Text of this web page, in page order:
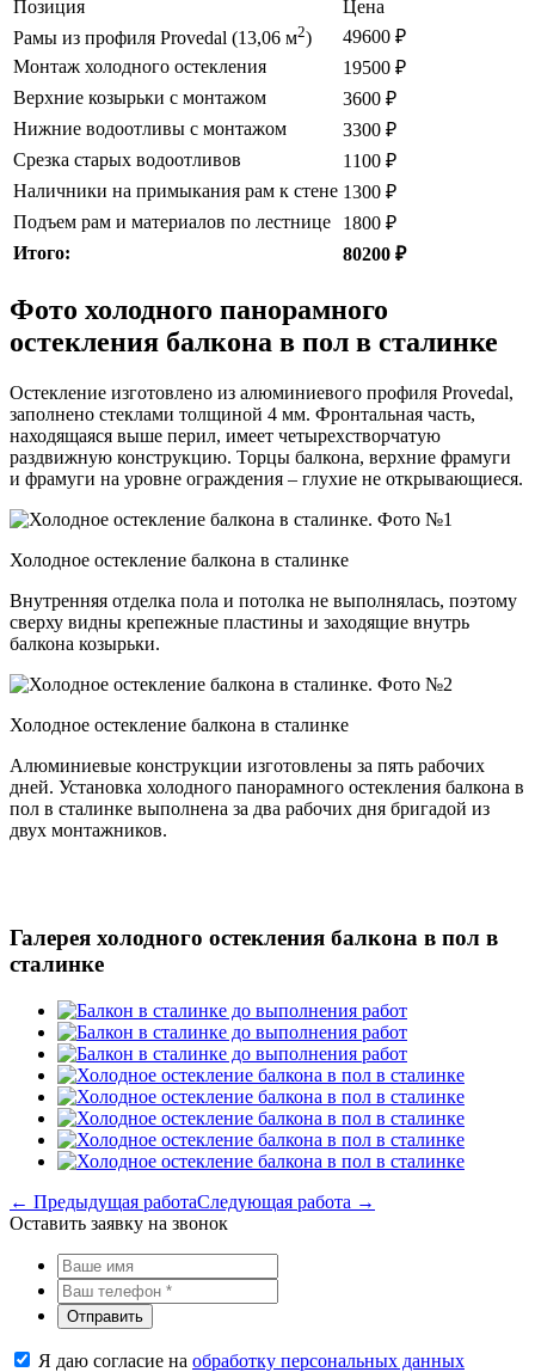
Позиция
Цена
Рамы из профиля Provedal (13,06 м2)
49600 ₽
Монтаж холодного остекления
19500 ₽
Верхние козырьки с монтажом
3600 ₽
Нижние водоотливы с монтажом
3300 ₽
Срезка старых водоотливов
1100 ₽
Наличники на примыкания рам к стене 1300 ₽
Подъем рам и материалов по лестнице
1800 ₽
Итого:
80200 ₽
Фото холодного панорамного
остекления балкона в пол в сталинке
Остекление изготовлено из алюминиевого профиля Provedal,
заполнено стеклами толщиной 4 мм. Фронтальная часть,
находящаяся выше перил, имеет четырехстворчатую
раздвижную конструкцию. Торцы балкона, верхние фрамуги
и фрамуги на уровне ограждения – глухие не открывающиеся.
Холодное остекление балкона в сталинке
Внутренняя отделка пола и потолка не выполнялась, поэтому
сверху видны крепежные пластины и заходящие внутрь
балкона козырьки.
Холодное остекление балкона в сталинке
Алюминиевые конструкции изготовлены за пять рабочих
дней. Установка холодного панорамного остекления балкона в
пол в сталинке выполнена за два рабочих дня бригадой из
двух монтажников.
Галерея холодного остекления балкона в пол в
сталинке
← Предыдущая работаСледующая работа →
Оставить заявку на звонок
Отправить
Я даю согласие на обработку персональных данных